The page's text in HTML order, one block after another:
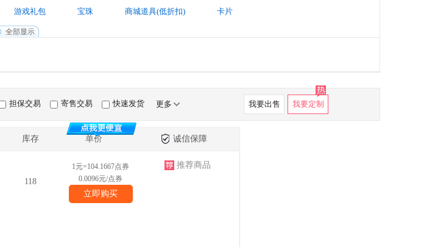
游戏礼包 宝珠 商城道具(低折扣) 卡片
游戏账号
全部显示
我要出售 我要定制
担保交易 寄售交易 快速发货 更多
库存 单价 诚信保障
118
1元=104.1667点券
0.0096元/点券
立即购买
推荐商品